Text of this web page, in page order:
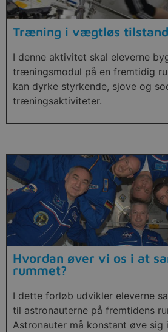
Træning i vægtløs tilstand
I denne aktivitet skal eleverne
træningsmodul på en fremtidig
kan dyrke styrkende, sjove og
træningsaktiviteter.
Hvordan øver vi os i at
rummet?
I dette forløb udvikler eleverne
til astronauterne på fremtidens
Astronauter må konstant øve sig